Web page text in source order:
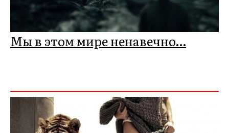
Мы в этом мире ненавечно…